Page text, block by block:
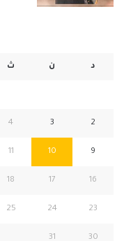
د ن ث
2
3
4
9
10
11
16
17
18
23
24
25
30
31